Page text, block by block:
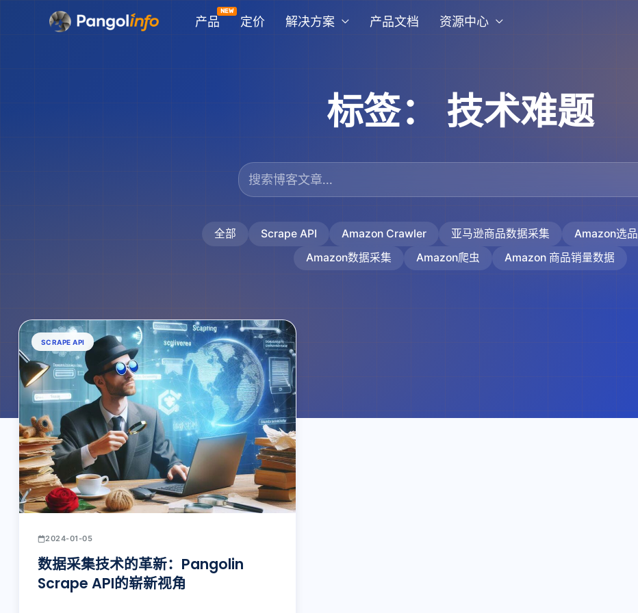
产品 定价 解决方案 产品文档 资源中心
标签： 技术难题
全部 Scrape API Amazon Crawler 亚马逊商品数据采集 Amazon选品
Amazon数据采集
Amazon爬虫 Amazon 商品销量数据
SCRAPE API
2024-01-05
数据采集技术的革新：Pangolin
Scrape API的崭新视角